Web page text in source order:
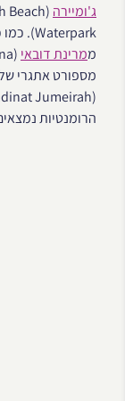
ג'ומיירה (Jumeirah Beach),
ממרינת דובאי
מספורט אתגרי
(Souk Madinat Jumeirah) ו
הרומנטיות נמצאים